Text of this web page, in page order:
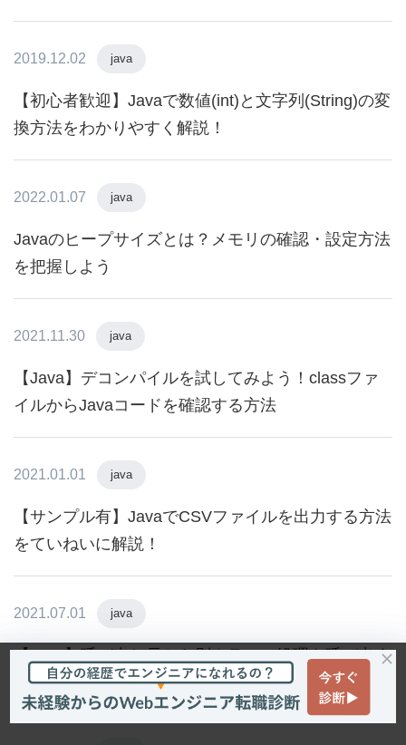
2019.12.02 java
【初心者歓迎】Javaで数値(int)と文字列(String)の変
換方法をわかりやすく解説！
2022.01.07 java
Javaのヒープサイズとは？メモリの確認・設定方法
を把握しよう
2021.11.30 java
【Java】デコンパイルを試してみよう！classファ
イルからJavaコードを確認する方法
2021.01.01 java
【サンプル有】JavaでCSVファイルを出力する方法
をていねいに解説！
2021.07.01 java
【Java】呼び出し元から別クラスの処理を呼び出す
方法【初心者向け】